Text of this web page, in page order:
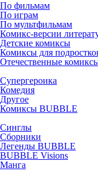
По фильмам
По играм
По мультфильмам
Комикс-версии
Детские комиксы
Комиксы для
Отечественные
Супергероика
Комедия
Другое
Комиксы BUBBLE
Синглы
Сборники
Легенды BUBBLE
BUBBLE Visions
Манга